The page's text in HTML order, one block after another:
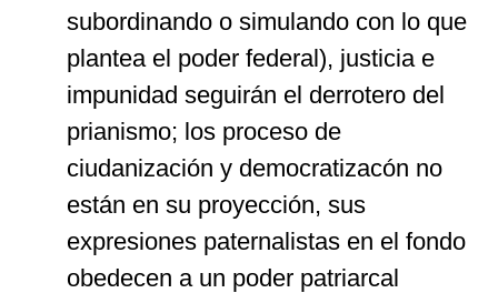
subordinando o simulando con lo que
plantea el poder federal), justicia e
impunidad seguirán el derrotero del
prianismo; los proceso de
ciudanización y democratizacón no
están en su proyección, sus
expresiones paternalistas en el fondo
obedecen a un poder patriarcal